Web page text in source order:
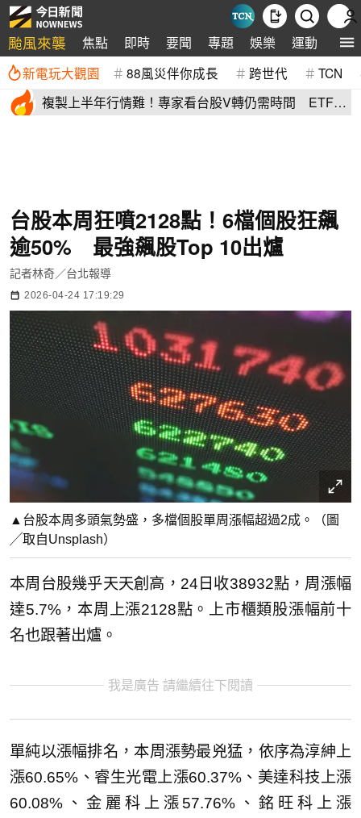
颱風來襲 焦點 即時 要聞 專題 娛樂 運動 全球
新電玩大觀園 88風災伴你成長 跨世代 TCN
複製上半年行情難！專家看台股V轉仍需時間 ETF這
台股本周狂噴2128點！6檔個股狂飆
逾50% 最強飆股Top 10出爐
記者林奇／台北報導
2026-04-24 17:19:29
▲台股本周多頭氣勢盛，多檔個股單周漲幅超過2成。（圖
╱取自Unsplash）
本周台股幾乎天天創高，24日收38932點，周漲幅
達5.7%，本周上漲2128點。上市櫃類股漲幅前十
名也跟著出爐。
我是廣告 請繼續往下閱讀
單純以漲幅排名，本周漲勢最兇猛，依序為淳紳上
漲60.65%、睿生光電上漲60.37%、美達科技上漲
60.08%、金麗科上漲57.76%、銘旺科上漲